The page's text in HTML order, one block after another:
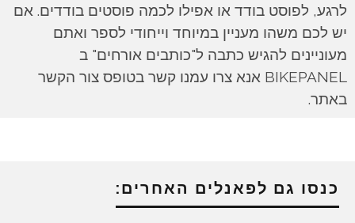
לרגע, לפוסט בודד או אפילו לכמה פוסטים בודדים. אם
יש לכם משהו מעניין במיוחד וייחודי לספר ואתם
מעוניינים להגיש כתבה ל"כותבים אורחים" ב
BIKEPANEL אנא צרו עמנו קשר בטופס צור הקשר
באתר.
כנסו גם לפאנלים האחרים: